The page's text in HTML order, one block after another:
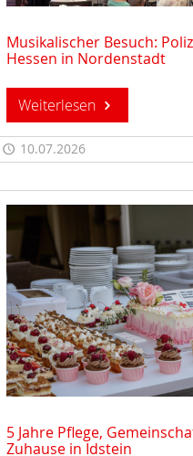
Musikalischer Besuch:
Hessen in Nordenstadt
Weiterlesen
10.07.2026
5 Jahre Pflege,
Zuhause in Idstein